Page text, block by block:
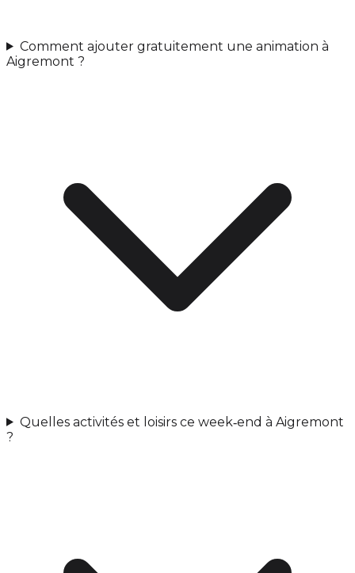
Comment ajouter gratuitement une animation à
Aigremont ?
Quelles activités et loisirs ce week‑end à Aigremont
?